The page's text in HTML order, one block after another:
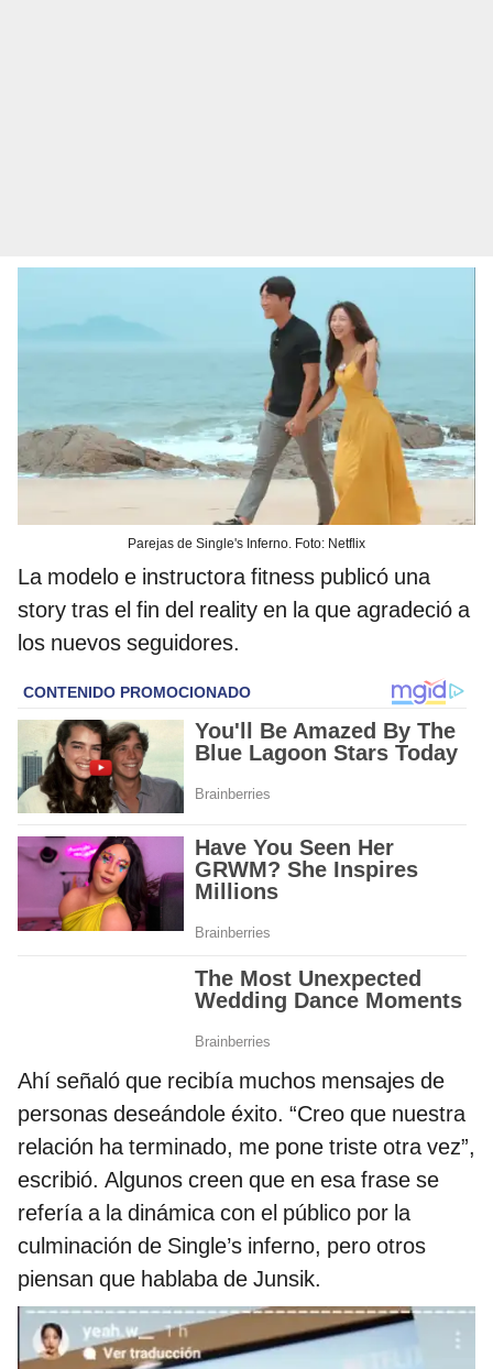
Parejas de Single's Inferno. Foto: Netflix
La modelo e instructora fitness publicó una
story tras el fin del reality en la que agradeció a
los nuevos seguidores.
Ahí señaló que recibía muchos mensajes de
personas deseándole éxito. “Creo que nuestra
relación ha terminado, me pone triste otra vez”,
escribió. Algunos creen que en esa frase se
refería a la dinámica con el público por la
culminación de Single’s inferno, pero otros
piensan que hablaba de Junsik.